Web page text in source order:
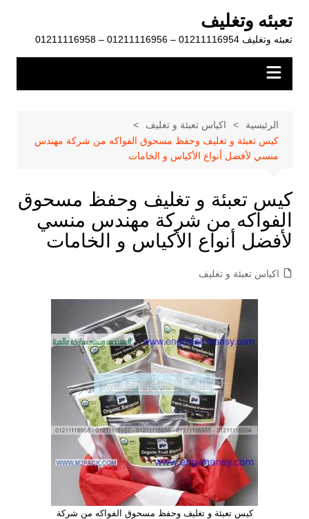
المحتوى
تعبئه وتغليف
تعبئه وتغليف 01211116954 – 01211116956 – 01211116958
الرئيسية
اكياس تعبئة و تغليف
كيس تعبئة و تغليف وحفظ مسحوق الفواكه من شركة مهندس
منسي لأفضل أنواع الأكياس و الخامات
كيس تعبئة و تغليف وحفظ مسحوق
الفواكه من شركة مهندس منسي
لأفضل أنواع الأكياس و الخامات
اكياس تعبئة و تغليف
كيس تعبئة و تغليف وحفظ مسحوق الفواكه من شركة